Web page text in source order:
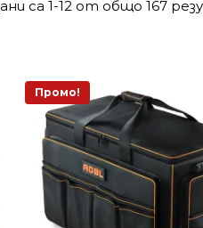
са 1-12 от общо 167
Промо!